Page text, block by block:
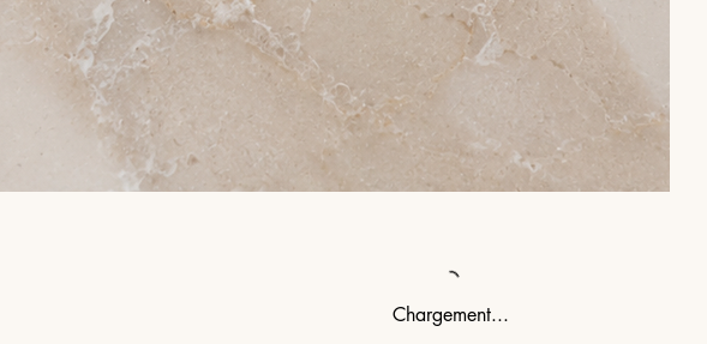
Chargement...